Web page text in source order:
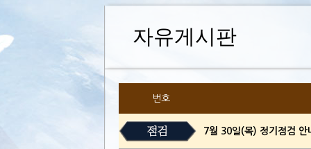
자유게시판
번호
7월 30일(목) 정기점검